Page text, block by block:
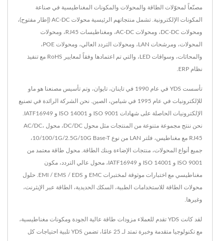
مصنّعاً لمحوّلات الطاقة والمحولات والمكونات المغناطيسية في صناعة
المكونات الإلكترونية. تشمل منتجاتهم الرئيسية محولات AC-DC (إطار مفتوح)،
ومحولات DC-DC، ومحولات AC-DC، ومغناطيسات RJ45، ومحولات
المحولات، ومرشحات LAN، ومحولات التردد العالي، ومحولات POE،
والمحاثات، وسواقات LED، والتي تم اعتمادها وفقاً لمعايير RoHS مع تنفيذ
نظام ERP.
تأسست YDS في عام 1990 في تاينان، تايوان، وتم تأسيس مصنعنا هو ماو
للإلكترونيات في عام 1995 في شيامن، الصين. نحن الشركة الرائدة في تصنيع
نحن ننتج مجموعة متنوعة من المنتجات مثل محول DC/DC، محول AC/DC،
RJ45 مع مغناطيس، فلتر LAN من نوع 10/100/1G/2.5G/10G Base-T،
جميع أنواع المحولات، منتجات الإضاءة وبنك الطاقة. محول طاقة معتمد من
ISO 9001 و ISO 14001 و IATF16949، محول عالي التردد، مكون
مغناطيسي مع اختبارات موثوقة لمختبرات EMC و EMI / EMS / EDS. حلول
محولات الطاقة للاستخدامات الطبية، السكك الحديدية، الطاقة عبر الإيثرنت،
وغيرها.
لقد كانت YDS تقدم للعملاء مزودات طاقة عالية الجودة ومكونات مغناطيسية،
مع تكنولوجيا متقدمة وخبرة تمتد لـ 25 عامًا، تضمن YDS تلبية احتياجات كل